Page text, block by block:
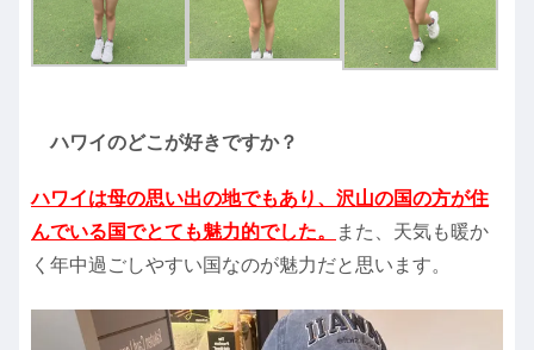
ハワイのどこが好きですか？
ハワイは母の思い出の地でもあり、沢山の国の方が住
んでいる国でとても魅力的でした。
また、天気も暖か
く年中過ごしやすい国なのが魅力だと思います。